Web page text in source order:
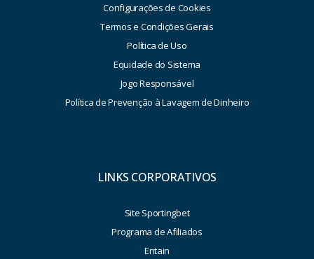
Configurações de Cookies
Termos e Condições Gerais
Política de Uso
Equidade do Sistema
Jogo Responsável
Política de Prevenção à Lavagem de Dinheiro
LINKS CORPORATIVOS
Site Sportingbet
Programa de Afiliados
Entain